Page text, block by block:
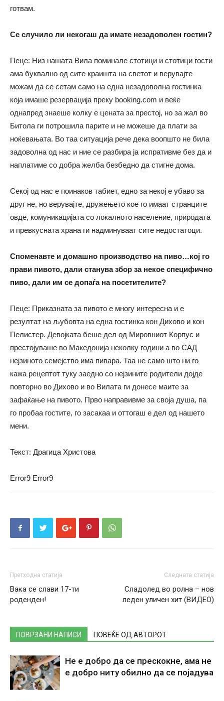
готвам.
Се случило ли некогаш да имате незадоволен гостин?
Пеце: Низ нашата Вила поминале стотици и стотици гости
ама буквално од сите краишта на светот и верувајте
можам да се сетам само на една незадоволна гостинка
која имаше резервација преку booking.com и веќе
однапред знаеше колку е цената за престој, но за жал во
Битола ги потрошила парите и не можеше да плати за
ноќевањата. Во таа ситуација рече дека воопшто не била
задоволна од нас и ние се разбира ја испративме без да и
наплатиме со добра желба безбедно да стигне дома.
Секој од нас е поинаков табиет, едно за некој е убаво за
друг не, но верувајте, дружењето кое го имаат странците
овде, комуникацијата со локалното население, природата
и превкусната храна ги надминуваат сите недостатоци.
Споменавте и домашно производство на пиво…кој го
прави пивото, дали станува збор за некое специфично
пиво, дали им се допаѓа на посетителите?
Пеце: Приказната за пивото е многу интересна и е
резултат на љубовта на една гостинка кон Дихово и кон
Пелистер. Девојката беше дел од Мировниот Корпус и
престојуваше во Македонија неколку години а во САД
нејзиното семејство има пивара. Таа не само што ни го
кажа рецептот туку заедно со нејзините родители дојде
повторно во Дихово и во Вилата ги донесе маите за
зафаќање на пивото. Прво направивме за своја душа, па
го пробаа гостите, го засакаа и оттогаш е дел од нашето
мени.
Текст: Драгица Христова
Error9 Error9
Претходна статија
Вака се слави 17-ти
роденден!
Следната статија
Сладолед во ролна – нов
леден уличен хит (ВИДЕО)
ПОВРЗАНИ НАПИСИ ПОВЕЌЕ ОД АВТОРОТ
Не е добро да се прескокне, ама не
е добро ниту обилно да се појадува